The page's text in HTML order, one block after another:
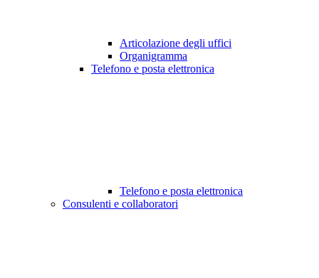
Articolazione degli uffici
Organigramma
Telefono e posta elettronica
Telefono e posta elettronica
Consulenti e collaboratori